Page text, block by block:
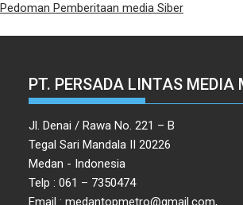
Pedoman Pemberitaan media Siber
PT. PERSADA LINTAS MEDIA
Jl. Denai / Rawa No. 221 – B
Tegal Sari Mandala II 20226
Medan - Indonesia
Telp : 061 – 7350474
Email : medantopmetro@gmail.com,